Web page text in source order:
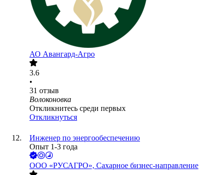
АО Авангард-Агро
3.6
•
31 отзыв
Волоконовка
Откликнитесь среди первых
Откликнуться
Инженер по энергообеспечению
Опыт 1-3 года
ООО «РУСАГРО», Сахарное бизнес-направление